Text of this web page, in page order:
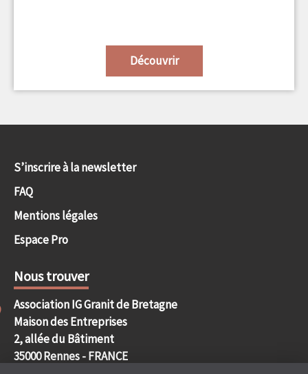
Découvrir
S’inscrire à la newsletter
FAQ
Mentions légales
Espace Pro
Nous trouver
Association IG Granit de Bretagne
Maison des Entreprises
2, allée du Bâtiment
35000 Rennes - FRANCE